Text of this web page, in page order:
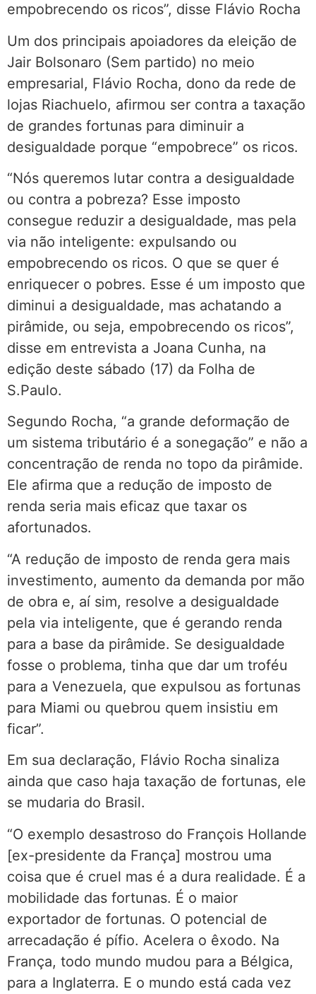
empobrecendo os ricos”, disse Flávio Rocha
Um dos principais apoiadores da eleição de
Jair Bolsonaro (Sem partido) no meio
empresarial, Flávio Rocha, dono da rede de
lojas Riachuelo, afirmou ser contra a taxação
de grandes fortunas para diminuir a
desigualdade porque “empobrece” os ricos.
“Nós queremos lutar contra a desigualdade
ou contra a pobreza? Esse imposto
consegue reduzir a desigualdade, mas pela
via não inteligente: expulsando ou
empobrecendo os ricos. O que se quer é
enriquecer o pobres. Esse é um imposto que
diminui a desigualdade, mas achatando a
pirâmide, ou seja, empobrecendo os ricos”,
disse em entrevista a Joana Cunha, na
edição deste sábado (17) da Folha de
S.Paulo.
Segundo Rocha, “a grande deformação de
um sistema tributário é a sonegação” e não a
concentração de renda no topo da pirâmide.
Ele afirma que a redução de imposto de
renda seria mais eficaz que taxar os
afortunados.
“A redução de imposto de renda gera mais
investimento, aumento da demanda por mão
de obra e, aí sim, resolve a desigualdade
pela via inteligente, que é gerando renda
para a base da pirâmide. Se desigualdade
fosse o problema, tinha que dar um troféu
para a Venezuela, que expulsou as fortunas
para Miami ou quebrou quem insistiu em
ficar”.
Em sua declaração, Flávio Rocha sinaliza
ainda que caso haja taxação de fortunas, ele
se mudaria do Brasil.
“O exemplo desastroso do François Hollande
[ex-presidente da França] mostrou uma
coisa que é cruel mas é a dura realidade. É a
mobilidade das fortunas. É o maior
exportador de fortunas. O potencial de
arrecadação é pífio. Acelera o êxodo. Na
França, todo mundo mudou para a Bélgica,
para a Inglaterra. E o mundo está cada vez